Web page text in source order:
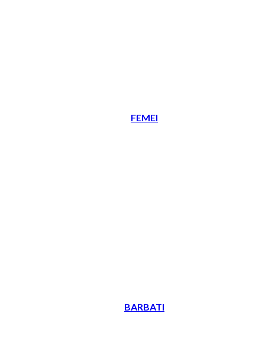
FEMEI
BARBATI